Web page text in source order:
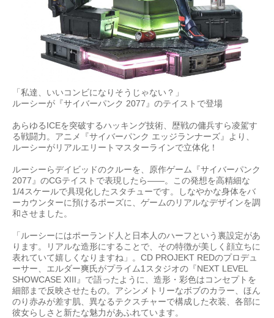
「私達、いいコンビになりそうじゃない？」
ルーシーが『サイバーパンク 2077』のテイストで登場
あらゆるICEを突破するハッキング技術、歴戦の傭兵すら凌駕す
る戦闘力。アニメ『サイバーパンク エッジランナーズ』より、
ルーシーがリアルエリートマスターラインで立体化！
ルーシーらデイビッドのクルーを、原作ゲーム『サイバーパンク
2077』のCGテイストで表現したら——。この発想を高精細な
1/4スケールで具現化したスタチューです。しなやかな身体をバ
ーカウンターに預けるポーズに、ゲームのリアルなデザインを調
和させました。
「ルーシーにはポーランド人と日本人のハーフという裏設定があ
ります。リアルな造形にすることで、その特徴が美しく顔立ちに
表れていて嬉しくなりますね」。CD PROJEKT REDのプロデュ
ーサー、エルダー爽氏がプライム1スタジオの『NEXT LEVEL
SHOWCASE XIII』で語ったように、造形・彩色はコンセプトを
細部まで反映させたもの。アシンメトリーなボブのカラー、ほん
のり赤みが差す肌、異なるテクスチャーで構成した衣装、各部に
彼女らしさと新たな魅力があふれています。